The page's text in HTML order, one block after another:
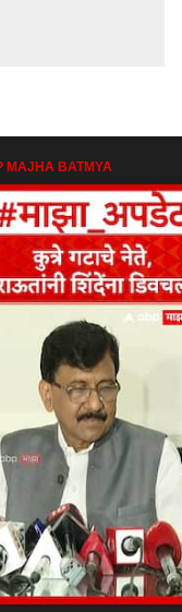
MAJHA BATMYA